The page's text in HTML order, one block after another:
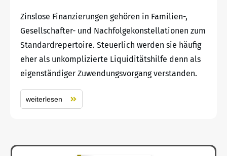
Zinslose Finanzierungen gehören in Familien-,
Gesellschafter- und Nachfolgekonstellationen zum
Standardrepertoire. Steuerlich werden sie häufig
eher als unkomplizierte Liquiditätshilfe denn als
eigenständiger Zuwendungsvorgang verstanden.
weiterlesen